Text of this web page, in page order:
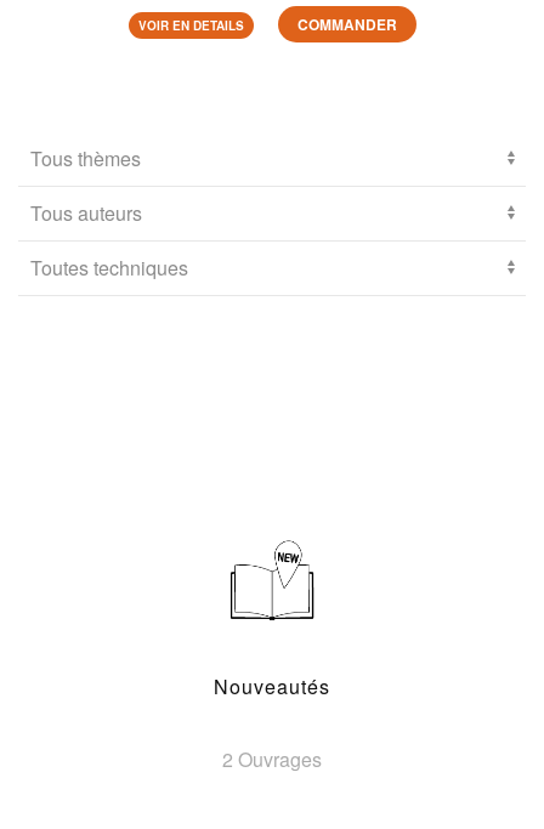
VOIR EN DETAILS COMMANDER
Nouveautés
2 Ouvrages